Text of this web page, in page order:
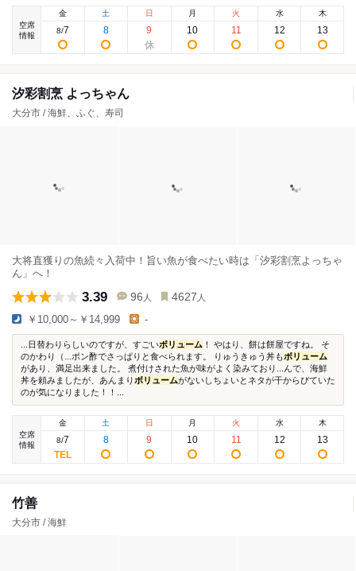
空席
情報
金
8/7
土
8
日
9
月
10
火
11
水
12
木
13
汐彩割烹 よっちゃん
大分市 / 海鮮、ふぐ、寿司
大将直獲りの魚続々入荷中！旨い魚が食べたい時は「汐彩割烹よっちゃ
ん」へ！
3.39 96 人 4627 人
￥10,000～￥14,999 -
...日替わりらしいのですが、すごいボリューム ！ やはり、餅は餅屋ですね。 そ
のかわり（...ポン酢でさっぱりと食べられます。 りゅうきゅう丼もボリューム
があり、満足出来ました。 煮付けされた魚が味がよく染みており...んで、海鮮
丼を頼みましたが、あんまり ボリュームがないしちょいとネタが干からびていた
のが気になりました！！...
空席
情報
金
8/7
土
8
日
9
月
10
火
11
水
12
木
13
竹善
大分市 / 海鮮